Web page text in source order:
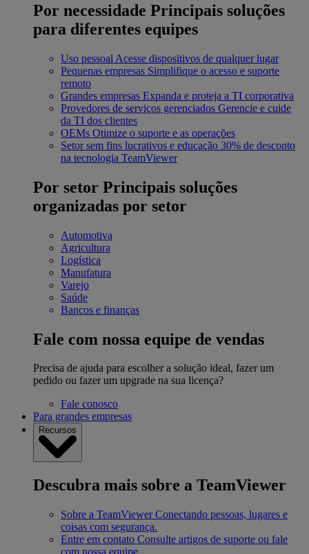
Por necessidade Principais soluções
para diferentes equipes
Uso pessoal Acesse dispositivos de qualquer lugar
Pequenas empresas Simplifique o acesso e suporte
remoto
Grandes empresas Expanda e proteja a TI corporativa
Provedores de serviços gerenciados Gerencie e cuide
da TI dos clientes
OEMs Otimize o suporte e as operações
Setor sem fins lucrativos e educação 30% de desconto
na tecnologia TeamViewer
Por setor Principais soluções
organizadas por setor
Automotiva
Agricultura
Logística
Manufatura
Varejo
Saúde
Bancos e finanças
Fale com nossa equipe de vendas
Precisa de ajuda para escolher a solução ideal, fazer um
pedido ou fazer um upgrade na sua licença?
Fale conosco
Para grandes empresas
Recursos
Descubra mais sobre a TeamViewer
Sobre a TeamViewer Conectando pessoas, lugares e
coisas com segurança.
Entre em contato Consulte artigos de suporte ou fale